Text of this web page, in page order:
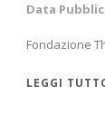
Data
Fondazione
LEGGI